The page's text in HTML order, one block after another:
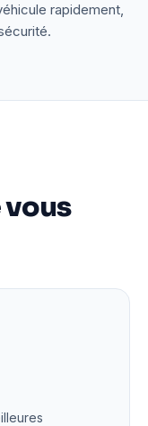
rapidement,